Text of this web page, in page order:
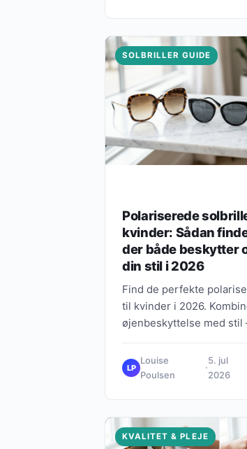
SOLBRILLER GUIDE
Polariserede
kvinder: Sådan
der både beskytter
din stil i 2026
Find de perfekte
til kvinder i 2026.
øjenbeskyttelse med stil
dig.
LP
Louise
Poulsen
·
5. jul
2026
KVALITET & PLEJE